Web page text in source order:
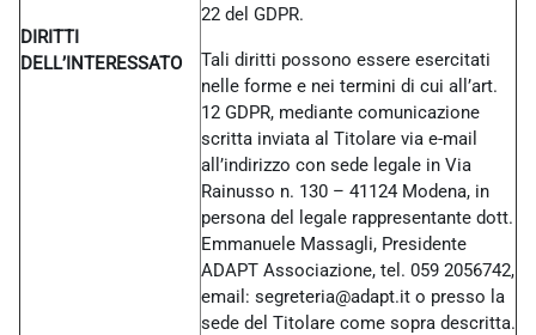
DIRITTI
DELL’INTERESSATO
22 del GDPR.
Tali diritti possono essere esercitati
nelle forme e nei termini di cui all’art.
12 GDPR, mediante comunicazione
scritta inviata al Titolare via e-mail
all’indirizzo con sede legale in Via
Rainusso n. 130 – 41124 Modena, in
persona del legale rappresentante dott.
Emmanuele Massagli, Presidente
ADAPT Associazione, tel. 059 2056742,
email: segreteria@adapt.it o presso la
sede del Titolare come sopra descritta.